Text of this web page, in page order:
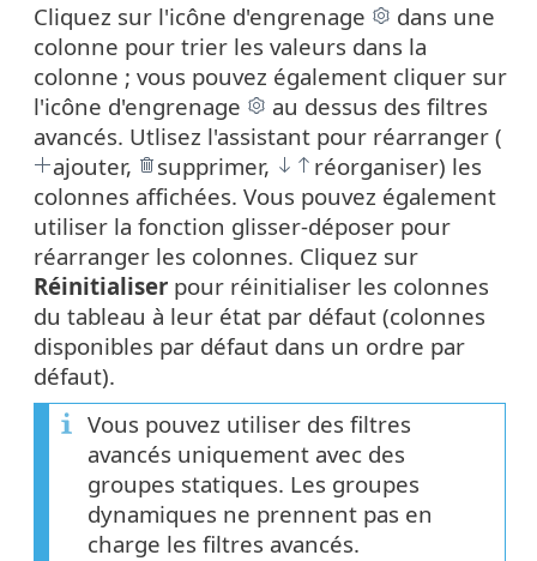
Cliquez sur l'icône d'engrenage
dans une
colonne pour trier les valeurs dans la
colonne ; vous pouvez également cliquer sur
l'icône d'engrenage
au dessus des filtres
avancés. Utlisez l'assistant pour réarranger (
ajouter,
supprimer,
réorganiser) les
colonnes affichées. Vous pouvez également
utiliser la fonction glisser-déposer pour
réarranger les colonnes. Cliquez sur
Réinitialiser pour réinitialiser les colonnes
du tableau à leur état par défaut (colonnes
disponibles par défaut dans un ordre par
défaut).
Vous pouvez utiliser des filtres
avancés uniquement avec des
groupes statiques. Les groupes
dynamiques ne prennent pas en
charge les filtres avancés.